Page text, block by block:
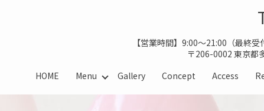
【営業時間】9:00～21:00（最終
〒206-0002 東京都
HOME
Menu Gallery Concept Access